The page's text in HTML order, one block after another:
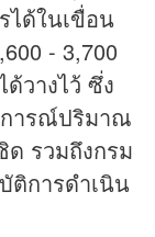
ด้ในเขื่อน
- 3,700
วางไว้ ซึ่ง
ารณ์ปริมาณ
รวมถึงกรม
ติการดำเนิน